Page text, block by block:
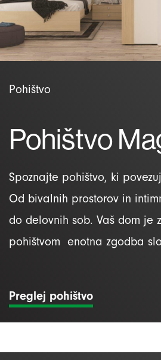
Pohištvo
Pohištvo
Spoznajte pohištvo, ki
Od bivalnih prostorov in
do delovnih sob. Vaš dom je
pohištvom enotna zgodba
Preglej pohištvo